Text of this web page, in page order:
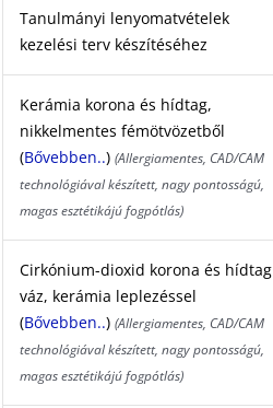
Tanulmányi lenyomatvételek
kezelési terv készítéséhez
Kerámia korona és hídtag,
nikkelmentes fémötvözetből
(Bővebben..)(Allergiamentes, CAD/CAM
technológiával készített, nagy pontosságú,
magas esztétikájú fogpótlás)
Cirkónium-dioxid korona és hídtag
váz, kerámia leplezéssel
(Bővebben..)(Allergiamentes, CAD/CAM
technológiával készített, nagy pontosságú,
magas esztétikájú fogpótlás)